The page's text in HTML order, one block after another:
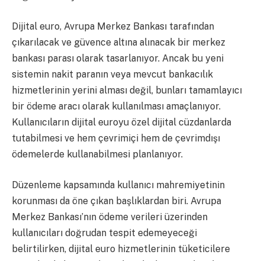
Dijital euro, Avrupa Merkez Bankası tarafından
çıkarılacak ve güvence altına alınacak bir merkez
bankası parası olarak tasarlanıyor. Ancak bu yeni
sistemin nakit paranın veya mevcut bankacılık
hizmetlerinin yerini alması değil, bunları tamamlayıcı
bir ödeme aracı olarak kullanılması amaçlanıyor.
Kullanıcıların dijital euroyu özel dijital cüzdanlarda
tutabilmesi ve hem çevrimiçi hem de çevrimdışı
ödemelerde kullanabilmesi planlanıyor.
Düzenleme kapsamında kullanıcı mahremiyetinin
korunması da öne çıkan başlıklardan biri. Avrupa
Merkez Bankası’nın ödeme verileri üzerinden
kullanıcıları doğrudan tespit edemeyeceği
belirtilirken, dijital euro hizmetlerinin tüketicilere